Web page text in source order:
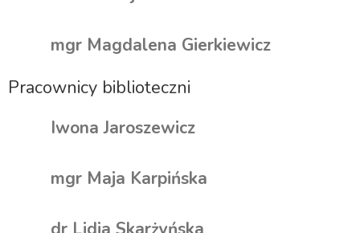
mgr Magdalena Gierkiewicz
Pracownicy biblioteczni
Iwona Jaroszewicz
mgr Maja Karpińska